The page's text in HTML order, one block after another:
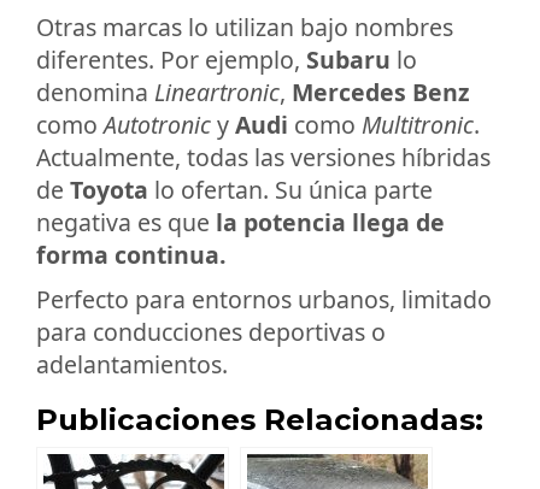
Otras marcas lo utilizan bajo nombres
diferentes. Por ejemplo, Subaru lo
denomina Lineartronic, Mercedes Benz
comoAutotronicyAudi como Multitronic.
Actualmente, todas las versiones híbridas
de Toyota lo ofertan. Su única parte
negativa es que la potencia llega de
forma continua.
Perfecto para entornos urbanos, limitado
para conducciones deportivas o
adelantamientos.
Publicaciones Relacionadas: